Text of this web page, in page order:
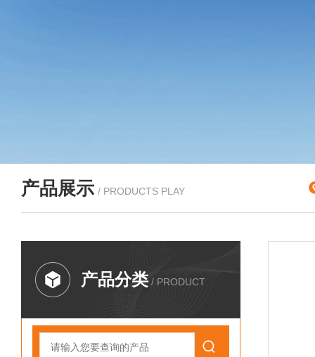
产品展示 / PRODUCTS PLAY
产品分类 / PRODUCT